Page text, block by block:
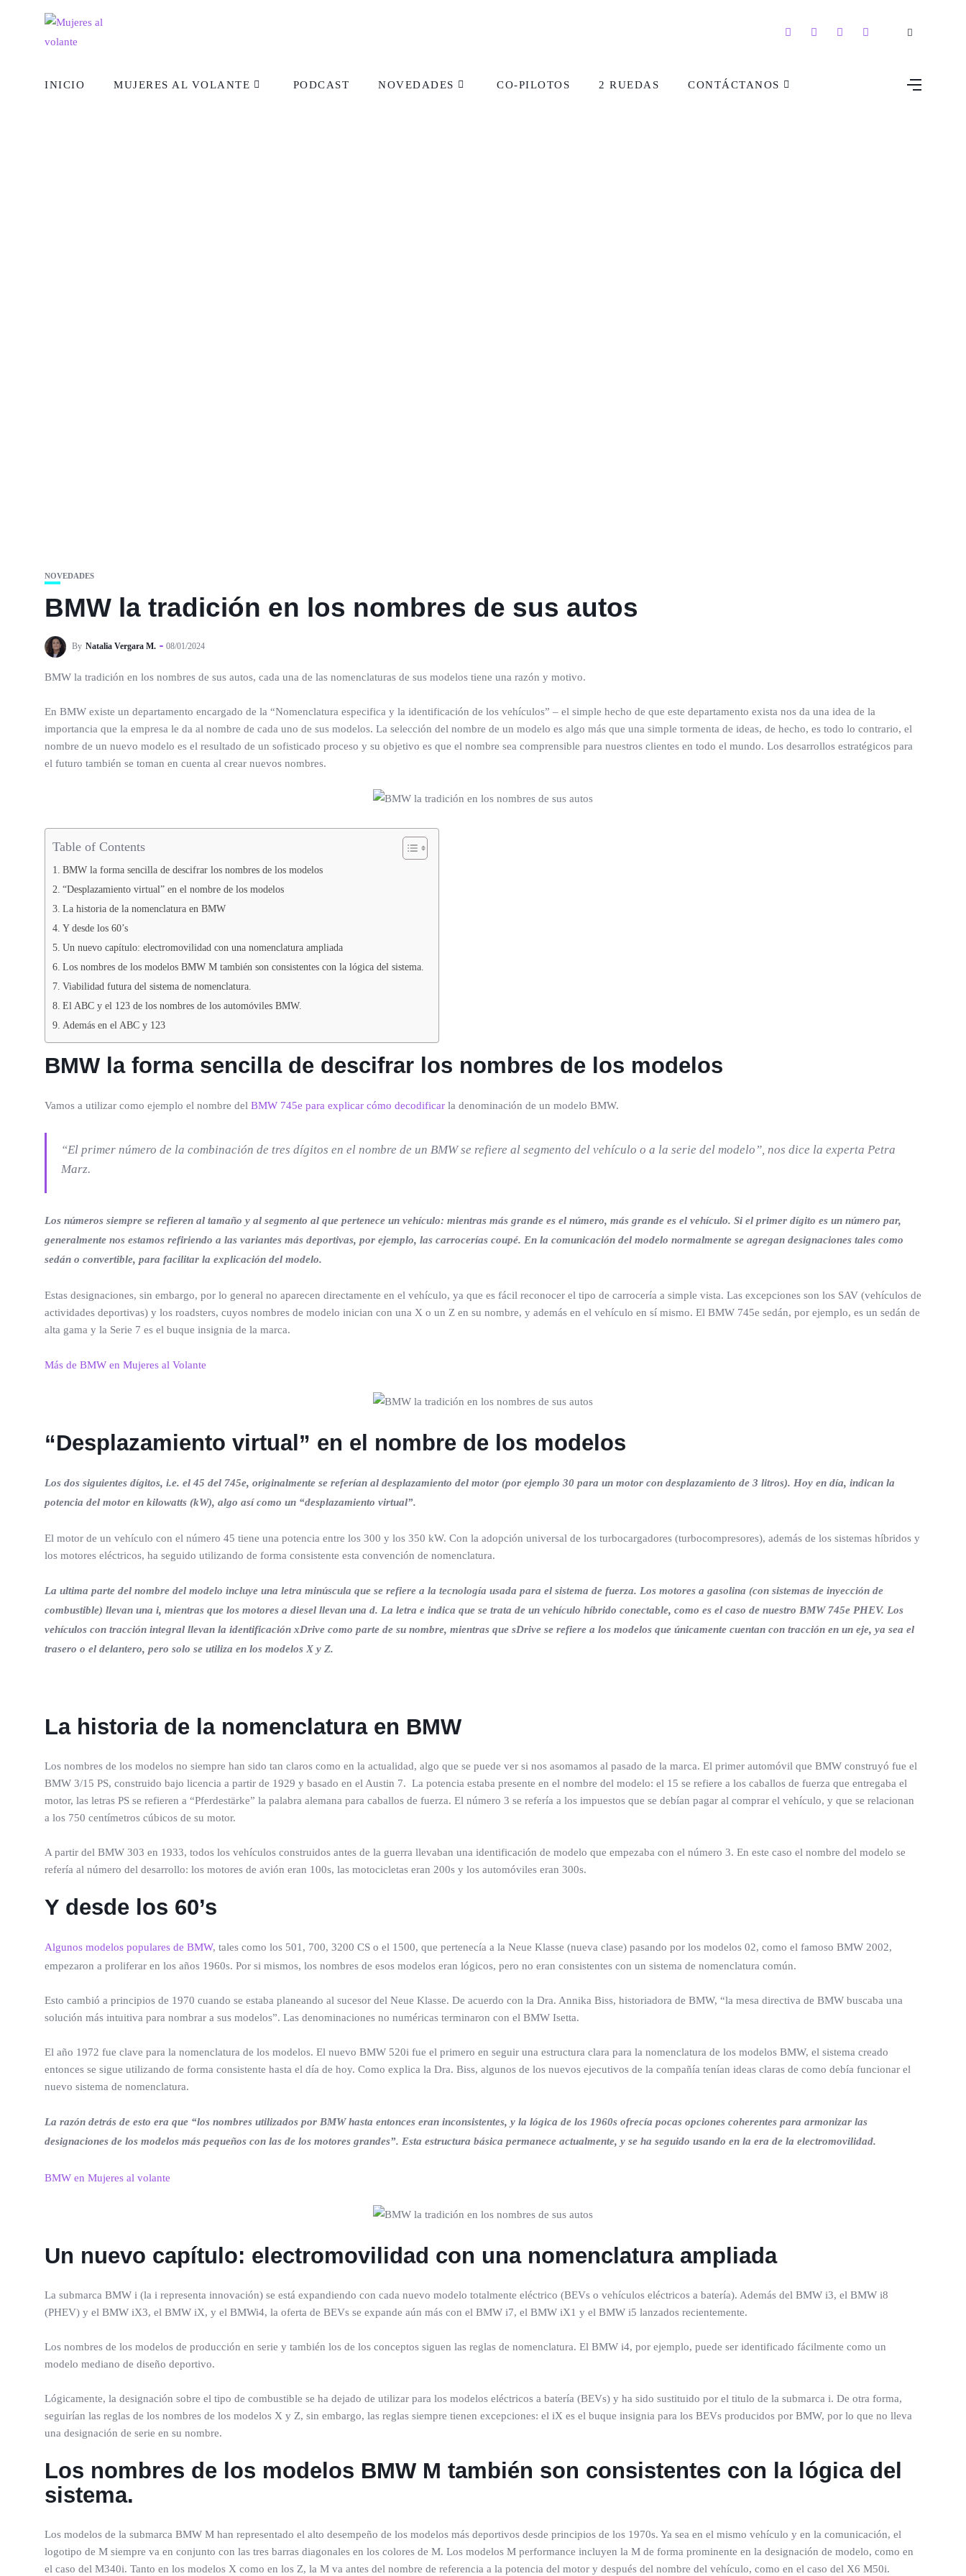
INICIO MUJERES AL VOLANTE PODCAST NOVEDADES CO-PILOTOS 2 RUEDAS CONTÁCTANOS
NOVEDADES
BMW la tradición en los nombres de sus autos
By Natalia Vergara M. 08/01/2024
BMW la tradición en los nombres de sus autos, cada una de las nomenclaturas de sus modelos tiene una razón y motivo.
En BMW existe un departamento encargado de la “Nomenclatura especifica y la identificación de los vehículos” – el simple hecho de que este departamento exista nos da una idea de la
importancia que la empresa le da al nombre de cada uno de sus modelos. La selección del nombre de un modelo es algo más que una simple tormenta de ideas, de hecho, es todo lo contrario, el
nombre de un nuevo modelo es el resultado de un sofisticado proceso y su objetivo es que el nombre sea comprensible para nuestros clientes en todo el mundo. Los desarrollos estratégicos para
el futuro también se toman en cuenta al crear nuevos nombres.
Table of Contents
BMW la forma sencilla de descifrar los nombres de los modelos
“Desplazamiento virtual” en el nombre de los modelos
La historia de la nomenclatura en BMW
Y desde los 60’s
Un nuevo capítulo: electromovilidad con una nomenclatura ampliada
Los nombres de los modelos BMW M también son consistentes con la lógica del sistema.
Viabilidad futura del sistema de nomenclatura.
El ABC y el 123 de los nombres de los automóviles BMW.
Además en el ABC y 123
BMW la forma sencilla de descifrar los nombres de los modelos
Vamos a utilizar como ejemplo el nombre del BMW 745e para explicar cómo decodificar la denominación de un modelo BMW.
“El primer número de la combinación de tres dígitos en el nombre de un BMW se refiere al segmento del vehículo o a la serie del modelo”, nos dice la experta Petra
Marz.
Los números siempre se refieren al tamaño y al segmento al que pertenece un vehículo: mientras más grande es el número, más grande es el vehículo. Si el primer dígito es un número par,
generalmente nos estamos refiriendo a las variantes más deportivas, por ejemplo, las carrocerías coupé. En la comunicación del modelo normalmente se agregan designaciones tales como
sedán o convertible, para facilitar la explicación del modelo.
Estas designaciones, sin embargo, por lo general no aparecen directamente en el vehículo, ya que es fácil reconocer el tipo de carrocería a simple vista. Las excepciones son los SAV (vehículos de
actividades deportivas) y los roadsters, cuyos nombres de modelo inician con una X o un Z en su nombre, y además en el vehículo en sí mismo. El BMW 745e sedán, por ejemplo, es un sedán de
alta gama y la Serie 7 es el buque insignia de la marca.
Más de BMW en Mujeres al Volante
“Desplazamiento virtual” en el nombre de los modelos
Los dos siguientes dígitos, i.e. el 45 del 745e, originalmente se referían al desplazamiento del motor (por ejemplo 30 para un motor con desplazamiento de 3 litros). Hoy en día, indican la
potencia del motor en kilowatts (kW), algo así como un “desplazamiento virtual”.
El motor de un vehículo con el número 45 tiene una potencia entre los 300 y los 350 kW. Con la adopción universal de los turbocargadores (turbocompresores), además de los sistemas híbridos y
los motores eléctricos, ha seguido utilizando de forma consistente esta convención de nomenclatura.
La ultima parte del nombre del modelo incluye una letra minúscula que se refiere a la tecnología usada para el sistema de fuerza. Los motores a gasolina (con sistemas de inyección de
combustible) llevan una i, mientras que los motores a diesel llevan una d. La letra e indica que se trata de un vehículo híbrido conectable, como es el caso de nuestro BMW 745e PHEV. Los
vehículos con tracción integral llevan la identificación xDrive como parte de su nombre, mientras que sDrive se refiere a los modelos que únicamente cuentan con tracción en un eje, ya sea el
trasero o el delantero, pero solo se utiliza en los modelos X y Z.
La historia de la nomenclatura en BMW
Los nombres de los modelos no siempre han sido tan claros como en la actualidad, algo que se puede ver si nos asomamos al pasado de la marca. El primer automóvil que BMW construyó fue el
BMW 3/15 PS, construido bajo licencia a partir de 1929 y basado en el Austin 7. La potencia estaba presente en el nombre del modelo: el 15 se refiere a los caballos de fuerza que entregaba el
motor, las letras PS se refieren a “Pferdestärke” la palabra alemana para caballos de fuerza. El número 3 se refería a los impuestos que se debían pagar al comprar el vehículo, y que se relacionan
a los 750 centímetros cúbicos de su motor.
A partir del BMW 303 en 1933, todos los vehículos construidos antes de la guerra llevaban una identificación de modelo que empezaba con el número 3. En este caso el nombre del modelo se
refería al número del desarrollo: los motores de avión eran 100s, las motocicletas eran 200s y los automóviles eran 300s.
Y desde los 60’s
Algunos modelos populares de BMW, tales como los 501, 700, 3200 CS o el 1500, que pertenecía a la Neue Klasse (nueva clase) pasando por los modelos 02, como el famoso BMW 2002,
empezaron a proliferar en los años 1960s. Por si mismos, los nombres de esos modelos eran lógicos, pero no eran consistentes con un sistema de nomenclatura común.
Esto cambió a principios de 1970 cuando se estaba planeando al sucesor del Neue Klasse. De acuerdo con la Dra. Annika Biss, historiadora de BMW, “la mesa directiva de BMW buscaba una
solución más intuitiva para nombrar a sus modelos”. Las denominaciones no numéricas terminaron con el BMW Isetta.
El año 1972 fue clave para la nomenclatura de los modelos. El nuevo BMW 520i fue el primero en seguir una estructura clara para la nomenclatura de los modelos BMW, el sistema creado
entonces se sigue utilizando de forma consistente hasta el día de hoy. Como explica la Dra. Biss, algunos de los nuevos ejecutivos de la compañía tenían ideas claras de como debía funcionar el
nuevo sistema de nomenclatura.
La razón detrás de esto era que “los nombres utilizados por BMW hasta entonces eran inconsistentes, y la lógica de los 1960s ofrecía pocas opciones coherentes para armonizar las
designaciones de los modelos más pequeños con las de los motores grandes”. Esta estructura básica permanece actualmente, y se ha seguido usando en la era de la electromovilidad.
BMW en Mujeres al volante
Un nuevo capítulo: electromovilidad con una nomenclatura ampliada
La submarca BMW i (la i representa innovación) se está expandiendo con cada nuevo modelo totalmente eléctrico (BEVs o vehículos eléctricos a batería). Además del BMW i3, el BMW i8
(PHEV) y el BMW iX3, el BMW iX, y el BMWi4, la oferta de BEVs se expande aún más con el BMW i7, el BMW iX1 y el BMW i5 lanzados recientemente.
Los nombres de los modelos de producción en serie y también los de los conceptos siguen las reglas de nomenclatura. El BMW i4, por ejemplo, puede ser identificado fácilmente como un
modelo mediano de diseño deportivo.
Lógicamente, la designación sobre el tipo de combustible se ha dejado de utilizar para los modelos eléctricos a batería (BEVs) y ha sido sustituido por el titulo de la submarca i. De otra forma,
seguirían las reglas de los nombres de los modelos X y Z, sin embargo, las reglas siempre tienen excepciones: el iX es el buque insignia para los BEVs producidos por BMW, por lo que no lleva
una designación de serie en su nombre.
Los nombres de los modelos BMW M también son consistentes con la lógica del
sistema.
Los modelos de la submarca BMW M han representado el alto desempeño de los modelos más deportivos desde principios de los 1970s. Ya sea en el mismo vehículo y en la comunicación, el
logotipo de M siempre va en conjunto con las tres barras diagonales en los colores de M. Los modelos M performance incluyen la M de forma prominente en la designación de modelo, como en
el caso del M340i. Tanto en los modelos X como en los Z, la M va antes del nombre de referencia a la potencia del motor y después del nombre del vehículo, como en el caso del X6 M50i.